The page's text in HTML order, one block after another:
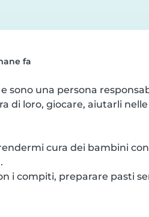
fa
sono una persona
di loro, giocare, aiutarli
cura dei bambini
i compiti, preparare pasti